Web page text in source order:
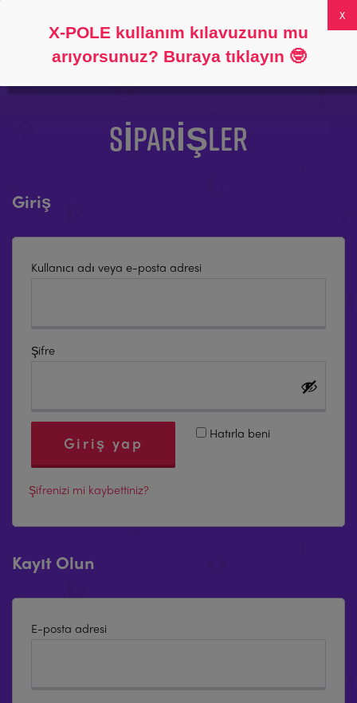
0
SIPARIŞLER
Giriş
Kullanıcı adı veya e-posta adresi
Şifre*Gerekli
Hatırla beni
Giriş yap
Şifrenizi mi kaybettiniz?
Kayıt Olun
E-posta adresi
X-POLE kullanım kılavuzunu mu
arıyorsunuz? Buraya tıklayın 🤓